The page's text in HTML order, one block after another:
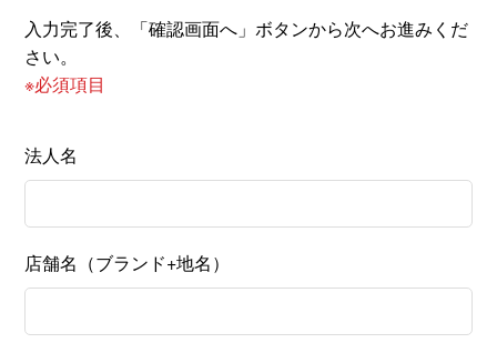
入力完了後、「確認画面へ」ボタンから次へお進みくだ
さい。
※必須項目
法人名
店舗名（ブランド+地名）